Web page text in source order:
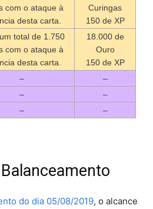
com o ataque à
desta carta.
Curingas
150 de XP
total de 1.750
com o ataque à
desta carta.
18.000 de
Ouro
150 de XP
–
–
–
–
– –
do dia 05/08/2019, o alcance